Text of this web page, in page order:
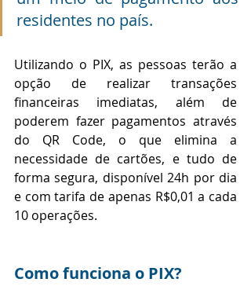
residentes no país.
Utilizando o PIX, as pessoas terão a
opção de realizar transações
financeiras imediatas, além de
poderem fazer pagamentos através
do QR Code, o que elimina a
necessidade de cartões, e tudo de
forma segura, disponível 24h por dia
e com tarifa de apenas R$0,01 a cada
10 operações.
Como funciona o PIX?